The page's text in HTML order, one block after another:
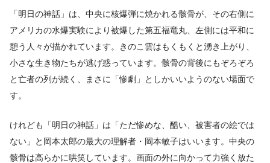
「明日の神話」は、中央に核爆弾に焼かれる骸骨が、その右側に
アメリカの水爆実験により被爆した第五福竜丸、左側には平和に
憩う人々が描かれています。きのこ雲はもくもくと湧き上がり、
小さな生き物たちが逃げ惑っています。骸骨の背後にもぞろぞろ
と亡者の列が続く、まさに「惨劇」としかいいようのない場面で
す。
けれども「明日の神話」は「ただ惨めな、酷い、被害者の絵では
ない」と岡本太郎の最大の理解者・岡本敏子はいいます。中央の
骸骨は高らかに哄笑しています。画面の外に向かって力強く放た